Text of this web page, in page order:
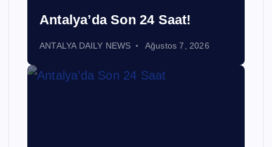
Antalya’da Son 24 Saat!
ANTALYA DAILY NEWS Ağustos 7, 2026